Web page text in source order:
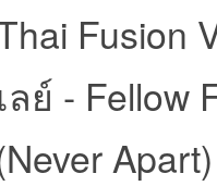
Fusion
ย์ - Fellow